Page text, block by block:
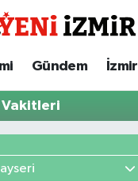
Gündem İzmir
Vakitleri
Eczaneler